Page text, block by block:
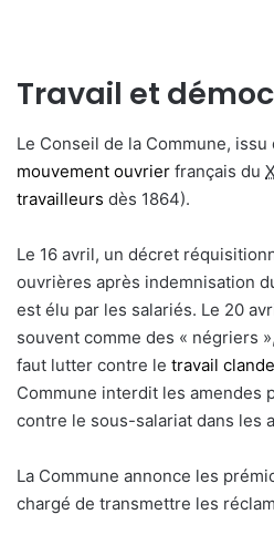
Travail et
Le Conseil de la Commune,
mouvement ouvrier français du
travailleurs dès 1864).
Le 16 avril, un décret
ouvrières après indemnisation
est élu par les salariés. Le 20
souvent comme des « négriers
faut lutter contre le travail
Commune interdit les amendes
contre le sous-salariat dans les
La Commune annonce les
chargé de transmettre les